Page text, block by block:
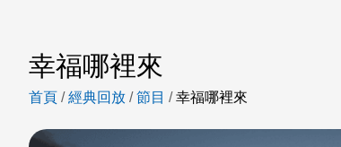
幸福哪裡來
首頁 /經典回放 /節目 /幸福哪裡來